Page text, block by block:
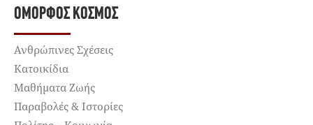
ΌΜΟΡΦΟΣ ΚΌΣΜΟΣ
Ανθρώπινες Σχέσεις
Κατοικίδια
Μαθήματα Ζωής
Παραβολές & Ιστορίες